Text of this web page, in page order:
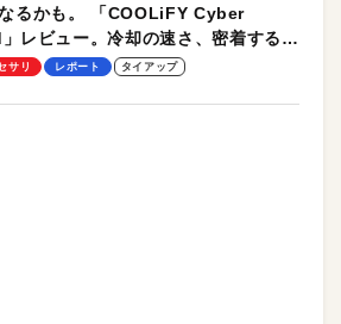
るかも。 「COOLiFY Cyber
レビュー。冷却の速さ、密着する冷
ート、シンプルな操作性がグッド！
サリ レポート タイアップ